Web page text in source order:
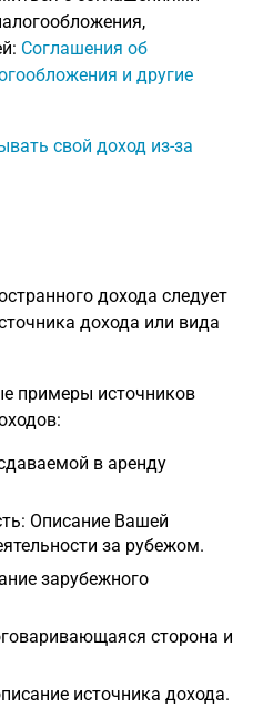
Соглашения об
и другие
свой доход из-за
дохода следует
дохода или вида
примеры источников
в аренду
Описание Вашей
за рубежом.
зарубежного
сторона и
источника дохода.